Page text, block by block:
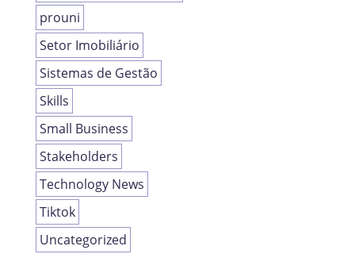
prouni
Setor Imobiliário
Sistemas de Gestão
Skills
Small Business
Stakeholders
Technology News
Tiktok
Uncategorized